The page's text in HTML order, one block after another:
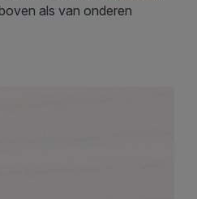
als van onderen